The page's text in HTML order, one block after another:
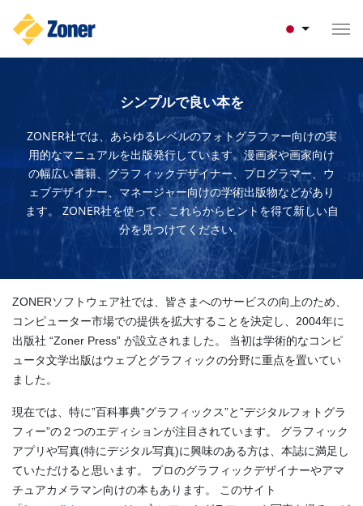
シンプルで良い本を
ZONER社では、あらゆるレベルのフォトグラファー向けの実
用的なマニュアルを出版発行しています。漫画家や画家向け
の幅広い書籍、グラフィックデザイナー、プログラマー、ウ
ェブデザイナー、マネージャー向けの学術出版物などがあり
ます。 ZONER社を使って、これらからヒントを得て新しい自
分を見つけてください。
ZONERソフトウェア社では、皆さまへのサービスの向上のため、
コンピューター市場での提供を拡大することを決定し、2004年に
出版社 “Zoner Press” が設立されました。 当初は学術的なコンピ
ュータ文学出版はウェブとグラフィックの分野に重点を置いてい
ました。
現在では、特に”百科事典”グラフィックス”と”デジタルフォトグラ
フィー”の２つのエディションが注目されています。 グラフィック
アプリや写真(特にデジタル写真)に興味のある方は、本誌に満足し
ていただけると思います。 プロのグラフィックデザイナーやアマ
チュアカメラマン向けの本もあります。 このサイト